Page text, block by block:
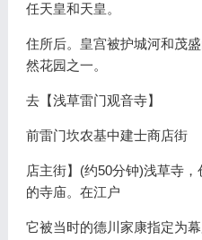
任天皇和天皇。
住所后。皇宫被护城河和茂
然花园之一。
去【浅草雷门观音寺】
前雷门坎农基中建士商店街
店主街】(约50分钟)浅草寺
的寺庙。在江户
它被当时的德川家康指定为